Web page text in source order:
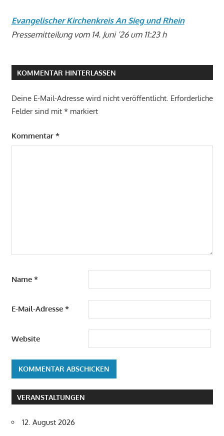
Evangelischer Kirchenkreis An Sieg und Rhein
Pressemitteilung vom 14. Juni ’26 um 11:23 h
KOMMENTAR HINTERLASSEN
Deine E-Mail-Adresse wird nicht veröffentlicht. Erforderliche
Felder sind mit *markiert
Kommentar *
Name *
E-Mail-Adresse *
Website
VERANSTALTUNGEN
12. August 2026